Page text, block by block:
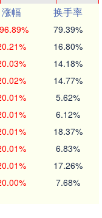
涨幅
换手率
79.39%
16.80%
14.18%
14.77%
5.62%
6.12%
18.37%
6.83%
17.26%
7.68%